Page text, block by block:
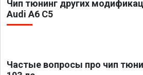
Чип тюнинг других
Audi A6 C5
Частые вопросы про чип